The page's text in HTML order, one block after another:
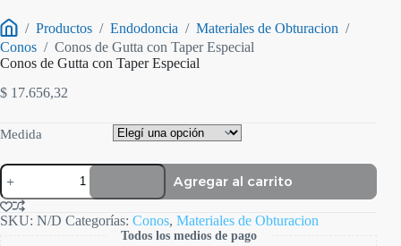
Inicio
/ Productos / Endodoncia / Materiales de Obturacion /
Conos / Conos de Gutta con Taper Especial
Conos de Gutta con Taper Especial
$ 17.656,32
Medida
Conos
de
Gutta
con
Taper
Agregar al carrito
SKU: N/D Categorías: Conos, Materiales de Obturacion
Todos los medios de pago